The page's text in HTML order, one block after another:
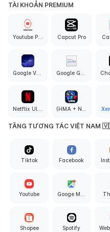
TÀI KHOẢN PREMIUM
Capcut Pro
TĂNG TƯƠNG TÁC VIỆT NAM
Tiktok Facebook
Youtube
Shopee Spotify